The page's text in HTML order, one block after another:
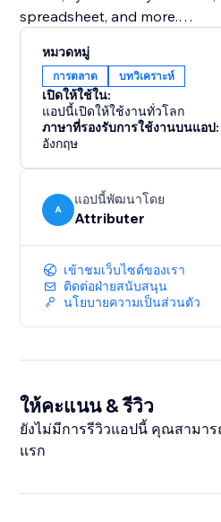
spreadsheet, and more.
You’ll then be able to run
analytics tool that tell you
- How many leads you got
campaigns
- How many customers you
- How much revenue you
LinkedIn ads
With a 14-day free trial and a
หมวดหมู่
การตลาด บทวิเคราะห์
เปิดให้ใช้ใน:
แอปนี้เปิดให้ใช้งานทั่วโลก
ภาษาที่รองรับการใช้งานบนแอป:
อังกฤษ
A
แอปนี้พัฒนาโดย
Attributer
เข้าชมเว็บไซต์ของเรา
ติดต่อฝ่ายสนับสนุน
นโยบายความเป็นส่วนตัว
ให้คะแนน & รีวิว
ยังไม่มีการรีวิวแอปนี้ คุณสามา
แรก